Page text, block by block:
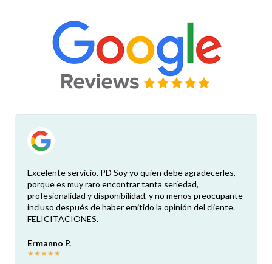
debe agradecerles,
seriedad,
menos preocupante
opinión del cliente.
No tenían en stock lo que necesitaba
modos me lo consiguieron. Fue rápido y
tuve que devanarme los sesos para
mil versiones diferentes necesitaba.